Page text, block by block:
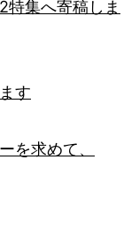
集へ寄稿しま
す
を求めて、